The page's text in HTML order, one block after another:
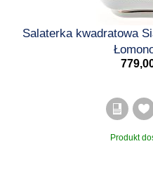
Salaterka kwadratowa
Produkt